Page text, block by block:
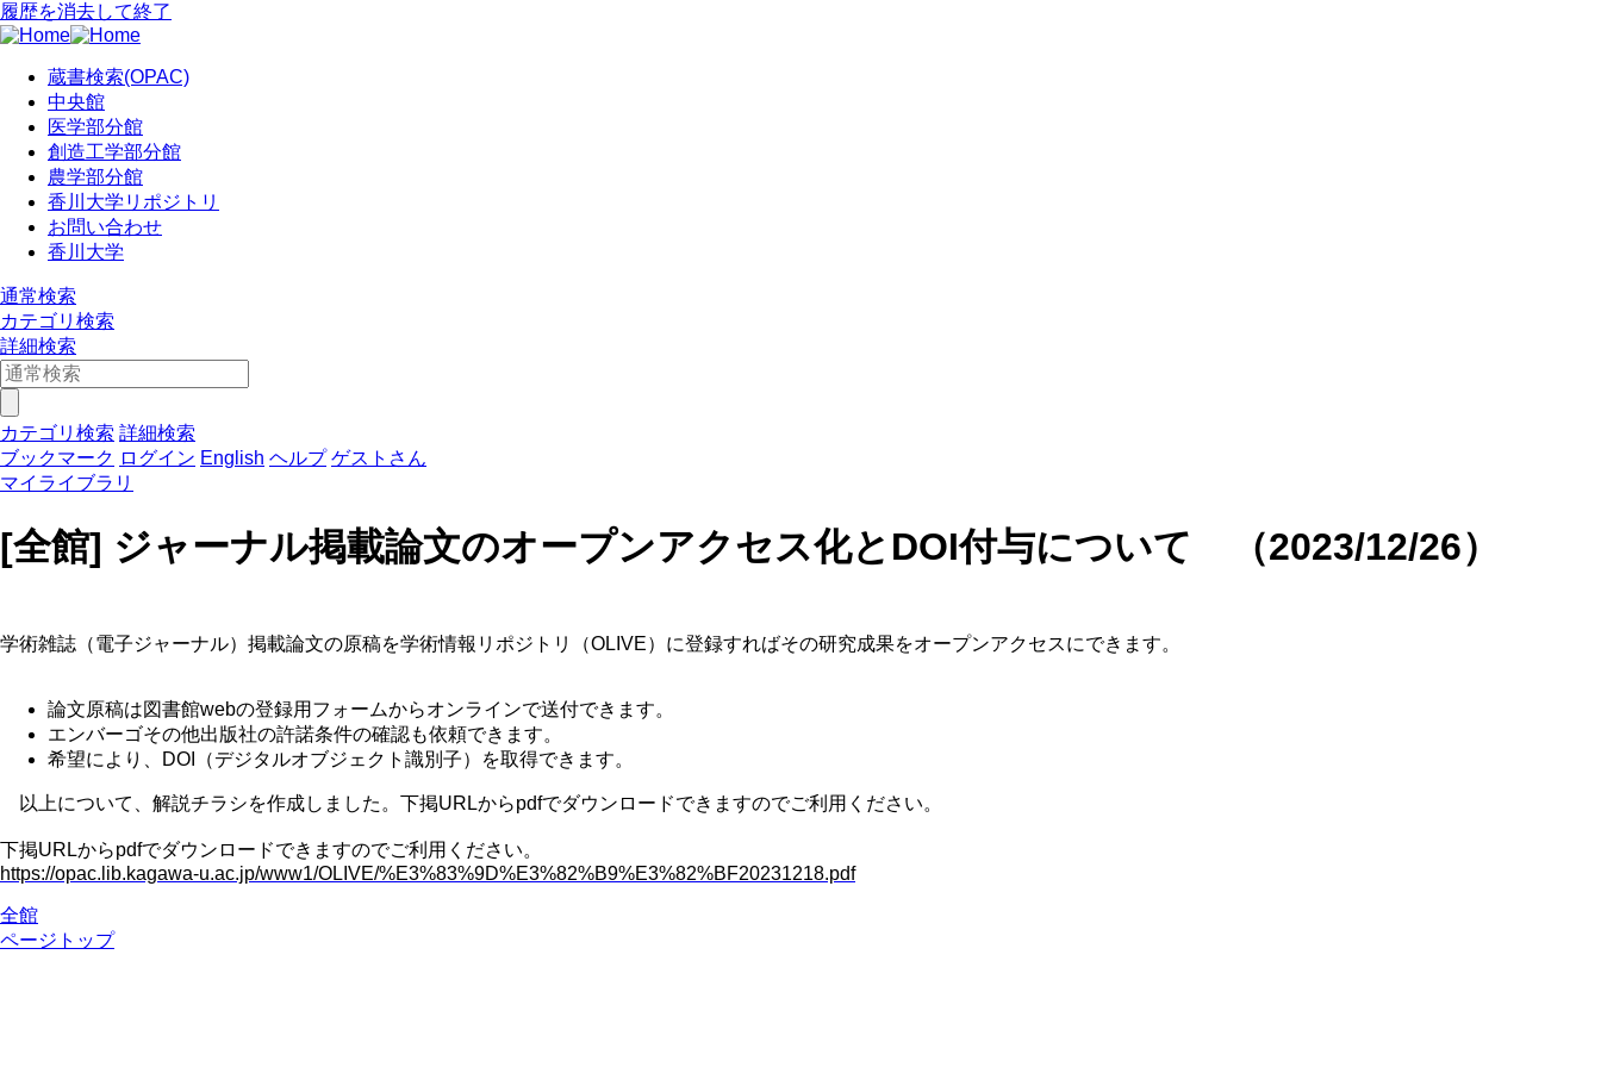
履歴を消去して終了
蔵書検索(OPAC)
中央館
医学部分館
創造工学部分館
農学部分館
香川大学リポジトリ
お問い合わせ
香川大学
通常検索
カテゴリ検索
詳細検索
カテゴリ検索 詳細検索
ブックマーク ログイン English ヘルプ ゲストさん
マイライブラリ
[全館] ジャーナル掲載論文のオープンアクセス化とDOI付与について （2023/12/26）
学術雑誌（電子ジャーナル）掲載論文の原稿を学術情報リポジトリ（OLIVE）に登録すればその研究成果をオープンアクセスにできます。
論文原稿は図書館webの登録用フォームからオンラインで送付できます。
エンバーゴその他出版社の許諾条件の確認も依頼できます。
希望により、DOI（デジタルオブジェクト識別子）を取得できます。
以上について、解説チラシを作成しました。下掲URLからpdfでダウンロードできますのでご利用ください。
下掲URLからpdfでダウンロードできますのでご利用ください。
https://opac.lib.kagawa-u.ac.jp/www1/OLIVE/%E3%83%9D%E3%82%B9%E3%82%BF20231218.pdf
全館
ページトップ